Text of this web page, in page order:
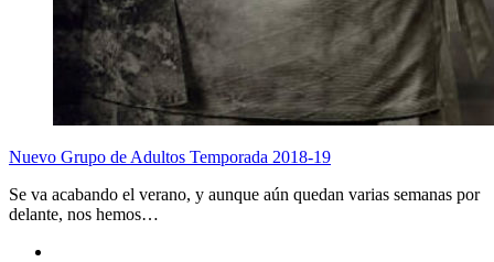
Nuevo Grupo de Adultos Temporada 2018-19
Se va acabando el verano, y aunque aún quedan varias semanas por
delante, nos hemos…